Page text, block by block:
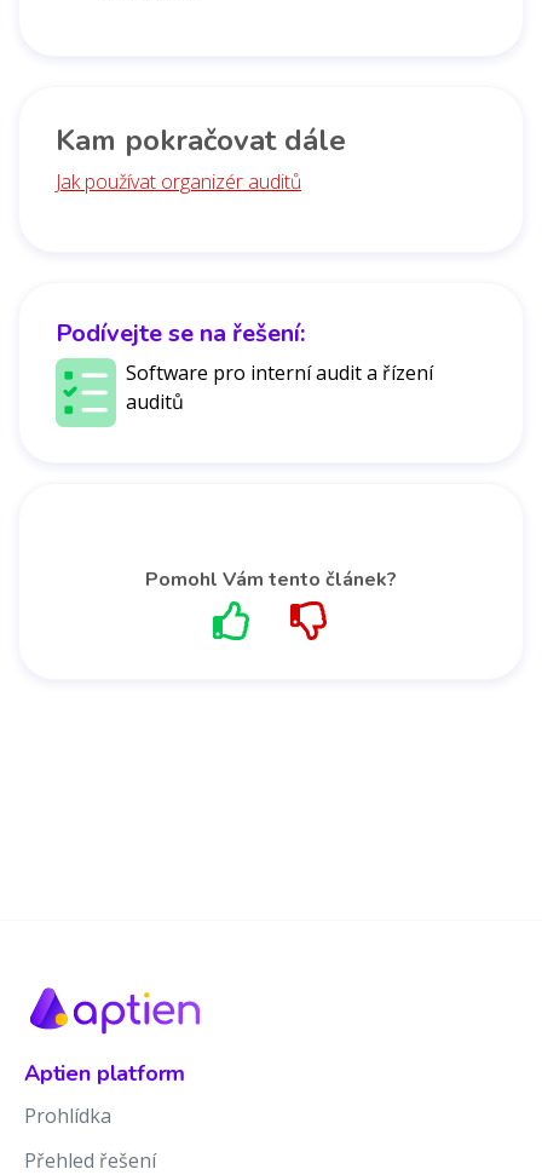
Podívejte se na řešení:
Software pro interní audit a řízení
auditů
Pomohl Vám tento článek?
Kam pokračovat dále
Jak používat organizér auditů
Aptien platform
Prohlídka
Přehled řešení